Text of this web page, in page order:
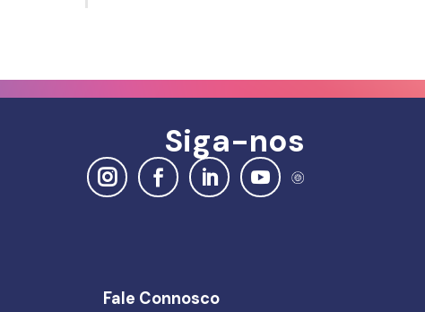
Siga-nos
Fale Connosco